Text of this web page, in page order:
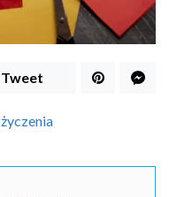
Tweet
życzenia